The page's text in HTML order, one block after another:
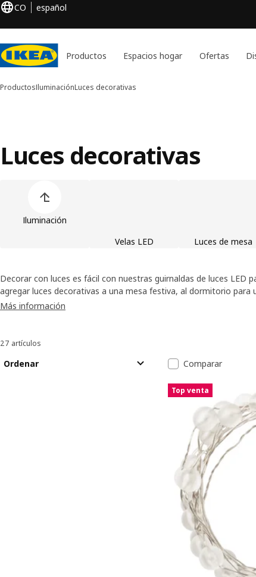
CO español
Productos Espacios hogar Ofertas
ProductosIluminaciónLuces decorativas
Luces decorativas
Iluminación
Velas LED
Luces de mesa
Decorar con luces es fácil con nuestras guirnaldas de luces LED
agregar luces decorativas a una mesa festiva, al dormitorio
donde tú quieras para ambientar tu espacio.
Más información
Ordenar y filtrar
27 artículos
Ordenar Lista de
Comparar
Top venta